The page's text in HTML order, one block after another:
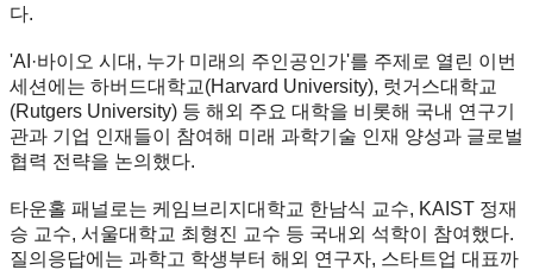
다.
'AI·바이오 시대, 누가 미래의 주인공인가'를 주제로 열린 이번
세션에는 하버드대학교(Harvard University), 럿거스대학교
(Rutgers University) 등 해외 주요 대학을 비롯해 국내 연구기
관과 기업 인재들이 참여해 미래 과학기술 인재 양성과 글로벌
협력 전략을 논의했다.
타운홀 패널로는 케임브리지대학교 한남식 교수, KAIST 정재
승 교수, 서울대학교 최형진 교수 등 국내외 석학이 참여했다.
질의응답에는 과학고 학생부터 해외 연구자, 스타트업 대표까